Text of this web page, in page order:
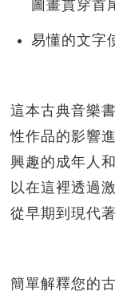
圖畫貫穿首
易懂的文字
這本古典音樂
性作品的影響
興趣的成年人
以在這裡透過
從早期到現代
簡單解釋您的